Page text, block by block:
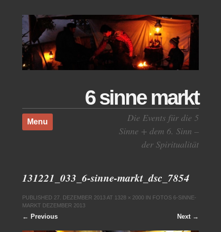
6 sinne markt
Die Events für die 5
Sinne + dem 6. Sinn –
der Spiritualität
Menu
Skip to content
131221_033_6-sinne-markt_dsc_7854
PUBLISHED 27. DEZEMBER 2013AT 1328 × 2000IN FOTOS 6-SINNE-
MARKT DEZEMBER 2013
← Previous Next →